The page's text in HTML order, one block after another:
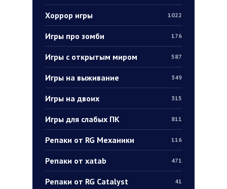
Хоррор игры 1022
Игры про зомби 176
Игры с открытым миром 587
Игры на выживание 349
Игры на двоих 315
Игры для слабых ПК 811
Репаки от RG Механики 116
Репаки от xatab 471
Репаки от RG Catalyst 41